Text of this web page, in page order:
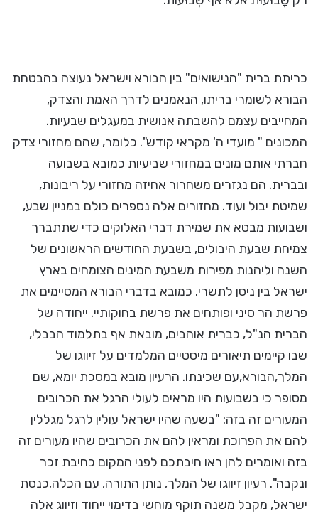
כריתת ברית "הנישואים" בין הבורא וישראל נעוצה בהבטחת
הבורא לשומרי בריתו, הנאמנים לדרך האמת והצדק,
המחייבים עצמם להשבתה אנושית במעגלים שבעיות.
המכונים " מועדי ה' מקראי קודש". כלומר, שהם מחזורי צדק
חברתי אותם מונים במחזורי שביעיות כמובא בשבועה
ובברית. הם נגזרים משחרור אחיזה מחזורי על ריבונות,
שמיטת יבול ועוד. מחזורים אלה נספרים כולם במניין שבע,
ושבועות מבטא את שמירת דברי האלוקים כדי שתתברך
צמיחת שבעת היבולים, בשבעת החודשים הראשונים של
השנה וליהנות מפירות משבעת המינים הצומחים בארץ
ישראל בין ניסן לתשרי. כמובא בדברי הבורא המסיימים את
פרשת הר סיני ופותחים את פרשת בחוקותיי. ייחודה של
הברית הנ"ל, כברית אוהבים, מובאת אף בתלמוד הבבלי,
שבו קיימים תיאורים מיסטיים המלמדים על זיווגו של
המלך,הבורא,עם שכינתו. הרעיון מובא במסכת יומא, שם
מסופר כי בשבועות היו מראים לעולי הרגל את הכרובים
המעורים זה בזה: "בשעה שהיו ישראל עולין לרגל מגללין
להם את הפרוכת ומראין להם את הכרובים שהיו מעורים זה
בזה ואומרים להן ראו חיבתכם לפני המקום כחיבת זכר
ונקבה". רעיון זיווגו של המלך, נותן התורה, עם הכלה,כנסת
ישראל, מקבל משנה תוקף מוחשי בדימוי ייחוד וזיווג אלה